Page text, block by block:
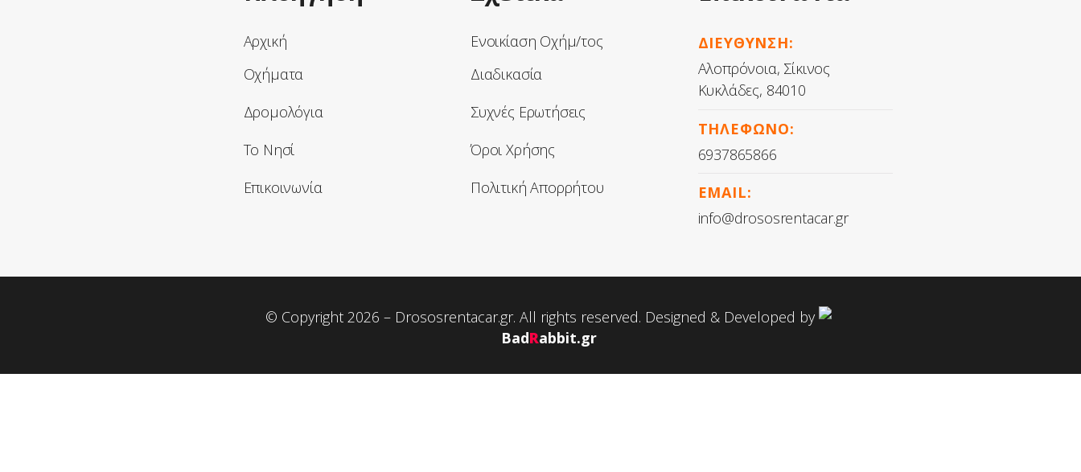
Αρχική
Οχήματα
Δρομολόγια
Το Νησί
Επικοινωνία
Ενοικίαση Οχήμ/τος
Διαδικασία
Συχνές Ερωτήσεις
Όροι Χρήσης
Πολιτική Απορρήτου
ΔΙΕΥΘΥΝΣΗ:
Αλοπρόνοια, Σίκινος
Κυκλάδες, 84010
ΤΗΛΕΦΩΝΟ:
6937865866
EMAIL:
info@drososrentacar.gr
© Copyright 2026 – Drososrentacar.gr. All rights reserved. Designed & Developed by
BadRabbit.gr